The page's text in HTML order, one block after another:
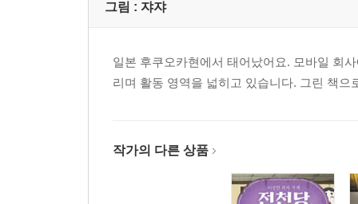
그림 : 쟈쟈
일본 후쿠오카현에서 태어났어요. 모바일 회
리며 활동 영역을 넓히고 있습니다. 그린 책
작가의 다른 상품